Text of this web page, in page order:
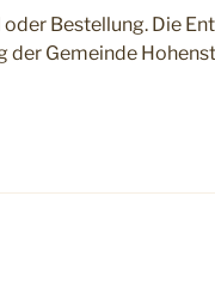
Bestellung. Die
Gemeinde